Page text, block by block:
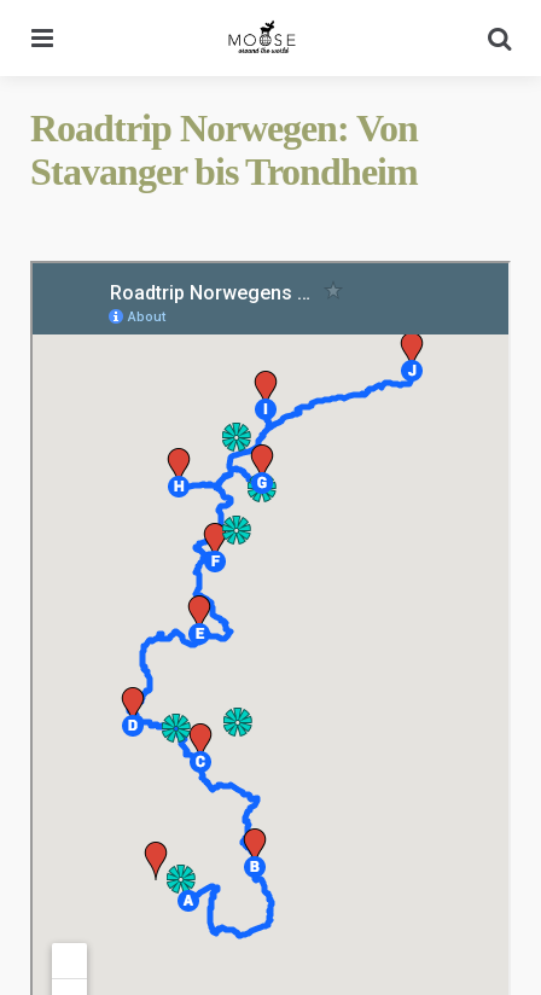
Roadtrip Norwegen: Von
Stavanger bis Trondheim